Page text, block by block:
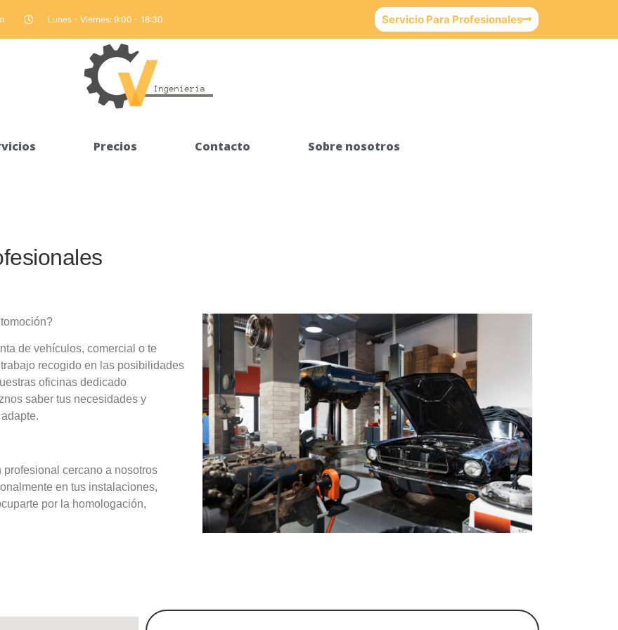
Lunes - Viernes: 9:00 - 18:30 Servicio Para Profesionales
Precios Contacto Sobre nosotros
de vehículos, comercial o te
recogido en las posibilidades
oficinas dedicado
saber tus necesidades y
cercano a nosotros
en tus instalaciones,
por la homologación,